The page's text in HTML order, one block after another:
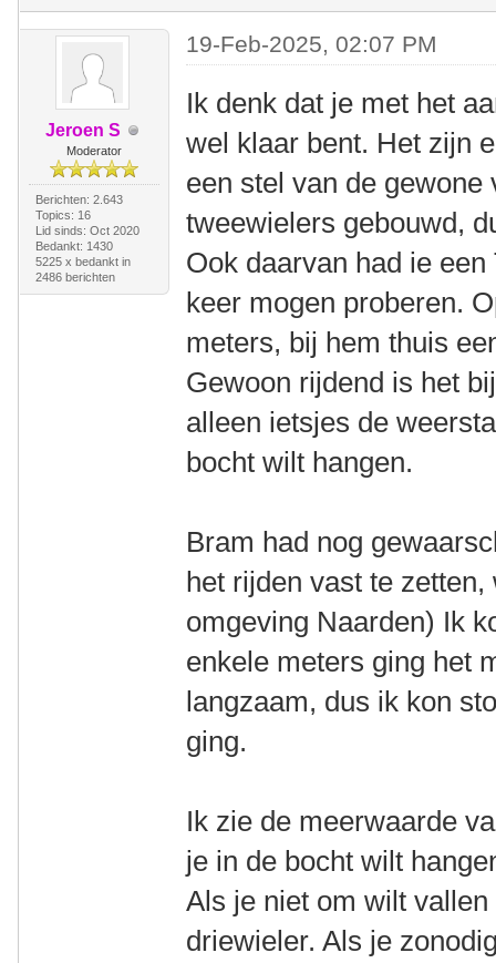
Jeroen S
Moderator
Berichten: 2.643
Topics: 16
Lid sinds: Oct 2020
Bedankt: 1430
5225 x bedankt in
2486 berichten
19-Feb-2025, 02:07 PM
Ik denk dat je met het
wel klaar bent. Het zijn
een stel van de
tweewielers gebouwd,
Ook daarvan had ie
keer mogen proberen.
meters, bij hem thuis
Gewoon rijdend is het
alleen ietsjes de
bocht wilt hangen.
Bram had nog
het rijden vast te
omgeving Naarden) Ik
enkele meters ging het
langzaam, dus ik kon
ging.
Ik zie de meerwaarde
je in de bocht wilt
Als je niet om wilt
driewieler. Als je